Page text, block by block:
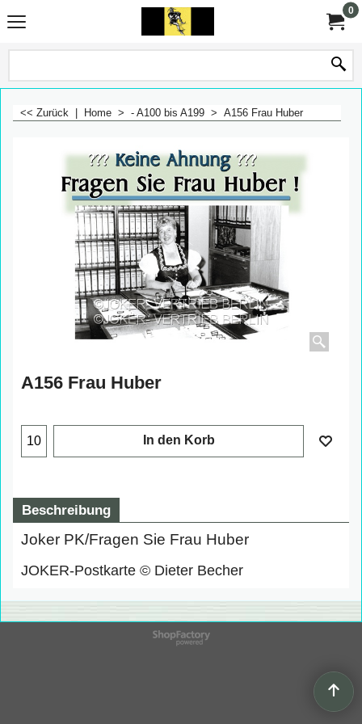
0
<< Zurück Home > - A100 bis A199 > A156 Frau Huber
A156 Frau Huber
In den Korb
Beschreibung
Joker PK/Fragen Sie Frau Huber
JOKER-Postkarte © Dieter Becher
WebShop erstellt mit
ShopFactory Shop